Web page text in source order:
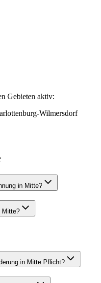
Gebieten aktiv:
Wilmersdorf
in Mitte?
Mitte?
in Mitte Pflicht?